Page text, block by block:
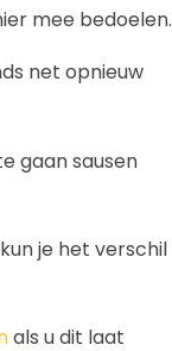
mee bedoelen.
net opnieuw
gaan sausen
je het verschil
als u dit laat